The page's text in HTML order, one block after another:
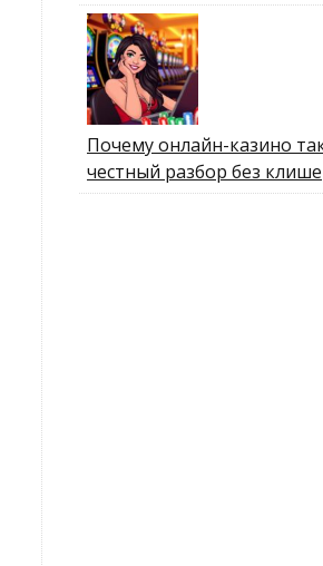
Почему онлайн-казино
честный разбор без клише